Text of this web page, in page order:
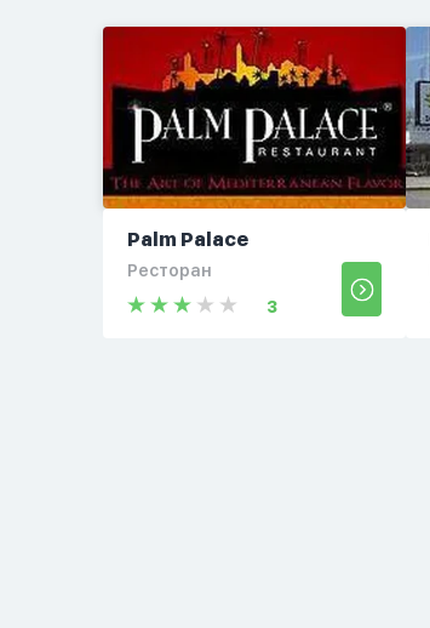
Palm Palace
Ресторан
3